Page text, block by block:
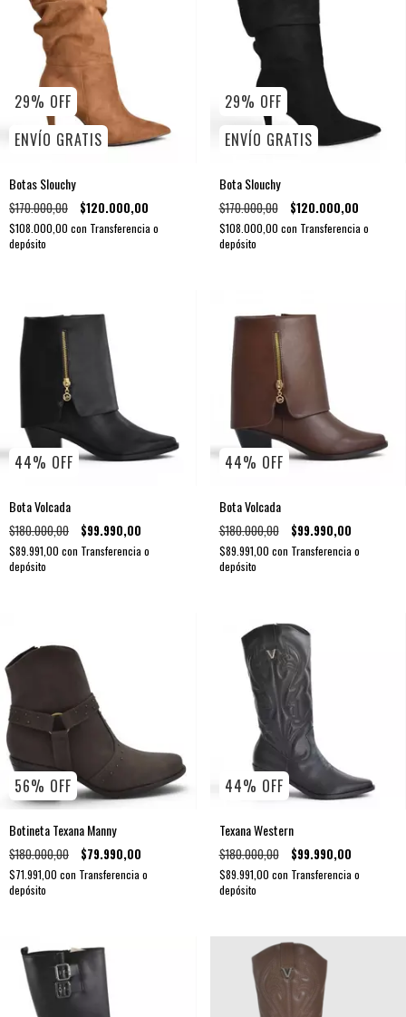
29% OFF
ENVÍO GRATIS
Botas Slouchy
$170.000,00 $120.000,00
$108.000,00 con Transferencia o
depósito
29% OFF
ENVÍO GRATIS
Bota Slouchy
$170.000,00 $120.000,00
$108.000,00 con Transferencia o
depósito
44% OFF
Bota Volcada
$180.000,00 $99.990,00
$89.991,00 con Transferencia o
depósito
44% OFF
Bota Volcada
$180.000,00 $99.990,00
$89.991,00 con Transferencia o
depósito
56% OFF
Botineta Texana Manny
$180.000,00 $79.990,00
$71.991,00 con Transferencia o
depósito
44% OFF
Texana Western
$180.000,00 $99.990,00
$89.991,00 con Transferencia o
depósito